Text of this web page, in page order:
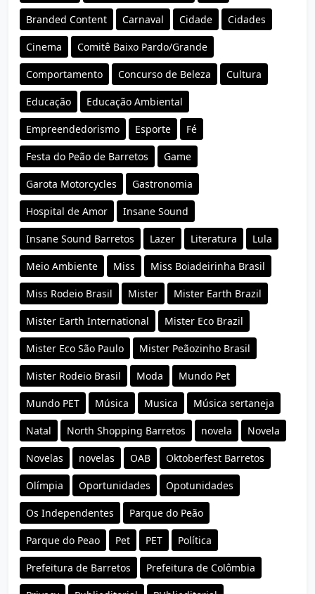
Branded Content Carnaval Cidade Cidades
Cinema Comitê Baixo Pardo/Grande
Comportamento Concurso de Beleza Cultura
Educação Educação Ambiental
Empreendedorismo Esporte Fé
Festa do Peão de Barretos Game
Garota Motorcycles Gastronomia
Hospital de Amor Insane Sound
Insane Sound Barretos Lazer Literatura Lula
Meio Ambiente Miss Miss Boiadeirinha Brasil
Miss Rodeio Brasil Mister Mister Earth Brazil
Mister Earth International Mister Eco Brazil
Mister Eco São Paulo Mister Peãozinho Brasil
Mister Rodeio Brasil Moda Mundo Pet
Mundo PET Música Musica Música sertaneja
Natal North Shopping Barretos novela Novela
Novelas novelas OAB Oktoberfest Barretos
Olímpia Oportunidades Opotunidades
Os Independentes Parque do Peão
Parque do Peao Pet PET Política
Prefeitura de Barretos Prefeitura de Colômbia